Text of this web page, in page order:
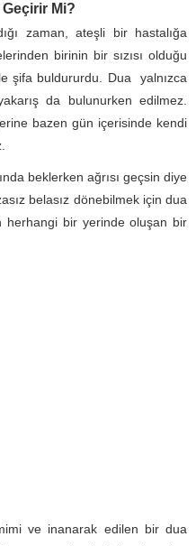
Mi?
zaman, ateşli bir hastalığa
birinin bir sızısı olduğu
şifa buldururdu. Dua yalnızca
da bulunurken edilmez.
bazen gün içerisinde kendi
beklerken ağrısı geçsin diye
belasız dönebilmek için dua
herhangi bir yerinde oluşan bir
ve inanarak edilen bir dua